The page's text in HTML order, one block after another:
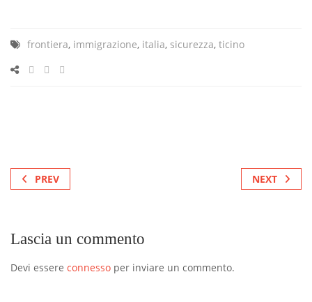
frontiera, immigrazione, italia, sicurezza, ticino
PREV NEXT
Lascia un commento
Devi essere connesso per inviare un commento.